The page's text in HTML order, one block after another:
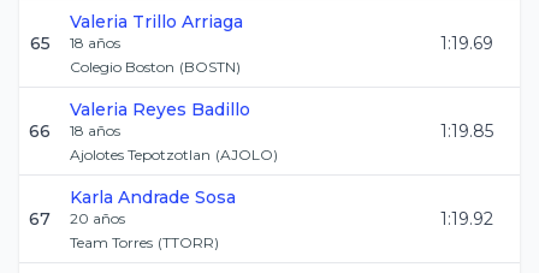
65
Valeria Trillo Arriaga
18 años
Colegio Boston (BOSTN)
1:19.69
66
Valeria Reyes Badillo
18 años
Ajolotes Tepotzotlan (AJOLO)
1:19.85
67
Karla Andrade Sosa
20 años
Team Torres (TTORR)
1:19.92